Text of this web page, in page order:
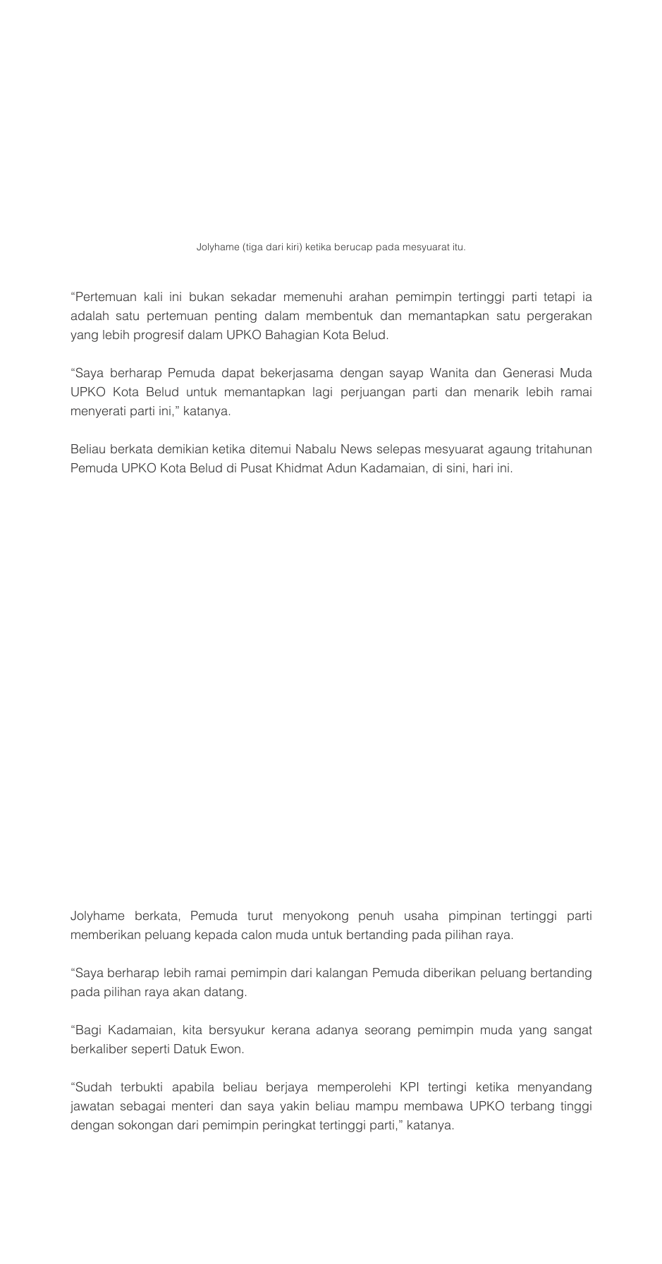
Jolyhame (tiga dari kiri) ketika berucap pada mesyuarat itu.
“Pertemuan kali ini bukan sekadar memenuhi arahan pemimpin tertinggi parti tetapi ia
adalah satu pertemuan penting dalam membentuk dan memantapkan satu pergerakan
yang lebih progresif dalam UPKO Bahagian Kota Belud.
“Saya berharap Pemuda dapat bekerjasama dengan sayap Wanita dan Generasi Muda
UPKO Kota Belud untuk memantapkan lagi perjuangan parti dan menarik lebih ramai
menyerati parti ini,” katanya.
Beliau berkata demikian ketika ditemui Nabalu News selepas mesyuarat agaung tritahunan
Pemuda UPKO Kota Belud di Pusat Khidmat Adun Kadamaian, di sini, hari ini.
Jolyhame berkata, Pemuda turut menyokong penuh usaha pimpinan tertinggi parti
memberikan peluang kepada calon muda untuk bertanding pada pilihan raya.
“Saya berharap lebih ramai pemimpin dari kalangan Pemuda diberikan peluang bertanding
pada pilihan raya akan datang.
“Bagi Kadamaian, kita bersyukur kerana adanya seorang pemimpin muda yang sangat
berkaliber seperti Datuk Ewon.
“Sudah terbukti apabila beliau berjaya memperolehi KPI tertingi ketika menyandang
jawatan sebagai menteri dan saya yakin beliau mampu membawa UPKO terbang tinggi
dengan sokongan dari pemimpin peringkat tertinggi parti,” katanya.